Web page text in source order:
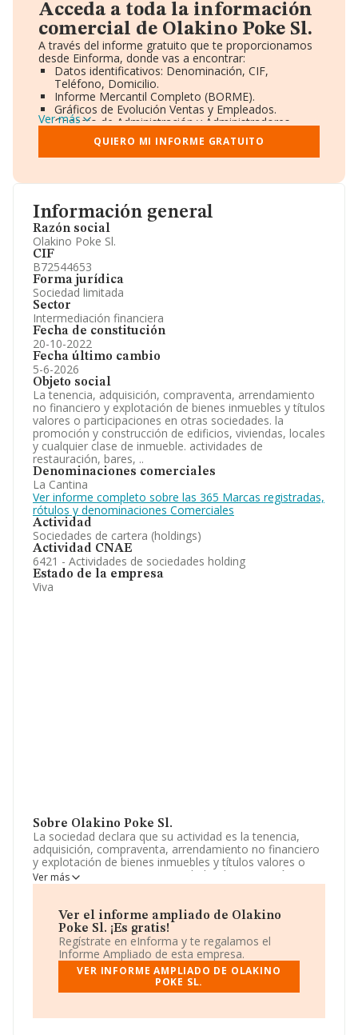
Información general
Razón social
Olakino Poke Sl.
CIF
B72544653
Forma jurídica
Sociedad limitada
Sector
Intermediación financiera
Fecha de constitución
20-10-2022
Fecha último cambio
5-6-2026
Objeto social
La tenencia, adquisición, compraventa, arrendamiento
no financiero y explotación de bienes inmuebles y títulos
valores o participaciones en otras sociedades. la
promoción y construcción de edificios, viviendas, locales
y cualquier clase de inmueble. actividades de
restauración, bares, ..
Denominaciones comerciales
La Cantina
Ver informe completo sobre las 365 Marcas registradas,
rótulos y denominaciones Comerciales
Actividad
Sociedades de cartera (holdings)
Actividad CNAE
6421 - Actividades de sociedades holding
Estado de la empresa
Viva
Sobre Olakino Poke Sl.
La sociedad declara que su actividad es la tenencia,
adquisición, compraventa, arrendamiento no financiero
y explotación de bienes inmuebles y títulos valores o
participaciones en otras sociedades. la promoción y
construcción de edificios, viviendas, locales y cualquier
La sociedad está registrada como Sociedad Limitada.
Clasifica su actividad CNAE como '%cnae%', código
6421. La sociedad no tiene actividad en mercados
exteriores.
La compañíaOlakino Poke S.L, CIF B72544653, está
situada en Avenida Argentina núm. 18 Ent 2, (07011),
Ver más
Ver el informe ampliado de Olakino
Poke Sl. ¡Es gratis!
Regístrate en eInforma y te regalamos el
Informe Ampliado de esta empresa.
VER INFORME AMPLIADO DE OLAKINO
POKE SL.
Acceda a toda la información
comercial de Olakino Poke Sl.
A través del informe gratuito que te proporcionamos
desde Einforma, donde vas a encontrar:
Datos identificativos: Denominación, CIF,
Teléfono, Domicilio.
Informe Mercantil Completo (BORME).
Gráficos de Evolución Ventas y Empleados.
Consejo de Administración y Administradores.
Directivos y Ejecutivos.
Accionistas.
Participaciones y Vinculaciones en otras empresas.
Información oficial y registral complementaria.
Ver más
QUIERO MI INFORME GRATUITO